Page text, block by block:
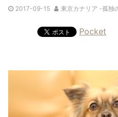
2017-09-15 東京カナリア -孤独
Pocket